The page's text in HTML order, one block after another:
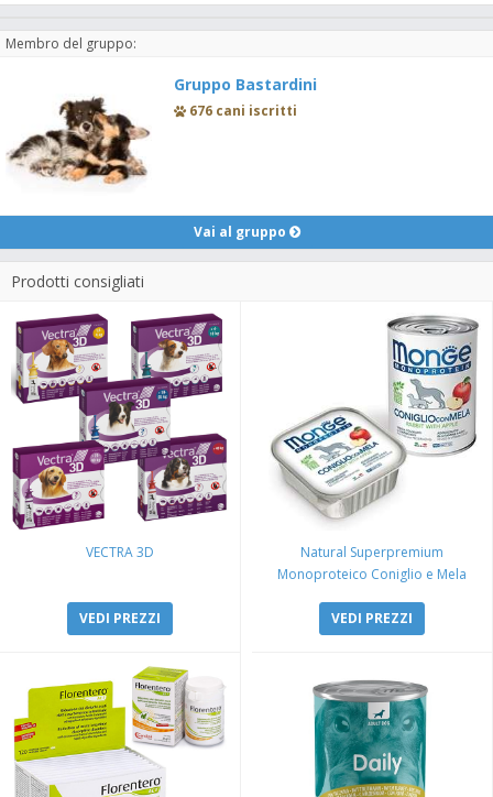
Membro del gruppo:
Gruppo Bastardini
676 cani iscritti
Vai al gruppo
Prodotti consigliati
VECTRA 3D
VEDI PREZZI
Natural Superpremium
Monoproteico Coniglio e Mela
VEDI PREZZI